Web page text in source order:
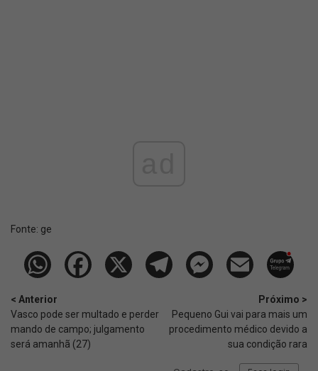
Fonte: ge
< Anterior
Vasco pode ser multado e perder
mando de campo; julgamento
será amanhã (27)
Próximo >
Pequeno Gui vai para mais um
procedimento médico devido a
sua condição rara